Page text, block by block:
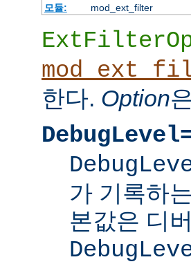
모듈:
mod_ext_filter
한다. Option
가 기록하
본값은 디